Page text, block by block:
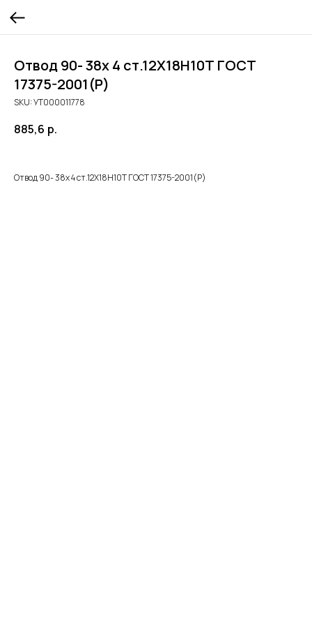
Отвод 90- 38х 4 ст.12Х18Н10Т ГОСТ
17375-2001(Р)
SKU:УТ000011778
885,6 р.
Отвод 90- 38х 4 ст.12Х18Н10Т ГОСТ 17375-2001(Р)